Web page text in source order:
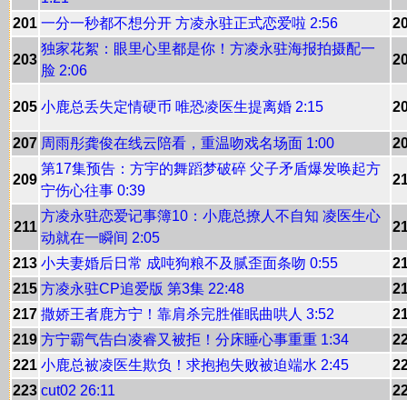
201 一分一秒都不想分开 方凌永驻正式恋爱啦 2:56
203
独家花絮：眼里心里都是你！方凌永驻海报拍摄配一
脸 2:06
205 小鹿总丢失定情硬币 唯恐凌医生提离婚 2:15
207 周雨彤龚俊在线云陪看，重温吻戏名场面 1:00
209
第17集预告：方宇的舞蹈梦破碎 父子矛盾爆发唤起方
宁伤心往事 0:39
211
方凌永驻恋爱记事簿10：小鹿总撩人不自知 凌医生心
动就在一瞬间 2:05
213 小夫妻婚后日常 成吨狗粮不及腻歪面条吻 0:55
215 方凌永驻CP追爱版 第3集 22:48
217 撒娇王者鹿方宁！靠肩杀完胜催眠曲哄人 3:52
219 方宁霸气告白凌睿又被拒！分床睡心事重重 1:34
221 小鹿总被凌医生欺负！求抱抱失败被迫端水 2:45
223 cut02 26:11